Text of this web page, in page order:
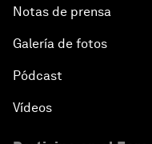
Notas de prensa
Galería de fotos
Pódcast
Vídeos